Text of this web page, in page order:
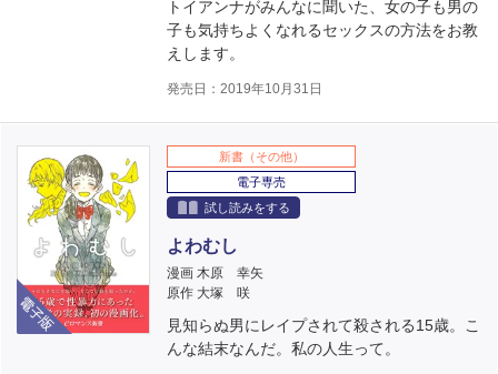
トイアンナがみんなに聞いた、女の子も男の
子も気持ちよくなれるセックスの方法をお教
えします。
発売日：2019年10月31日
電子版
新書（その他）
電子専売
試し読みをする
よわむし
漫画 木原 幸矢
原作 大塚 咲
見知らぬ男にレイプされて殺される15歳。こ
んな結末なんだ。私の人生って。